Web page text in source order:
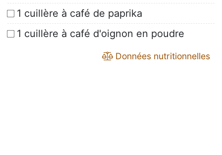
1 cuillère à café de paprika
1 cuillère à café d'oignon en poudre
Données nutritionnelles